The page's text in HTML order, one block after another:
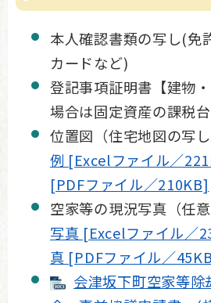
本人確認書類の写し(免
カードなど)
登記事項証明書【建物
場合は固定資産の課税
位置図（住宅地図の写
例 [Excelファイル／
[PDFファイル／210KB]
空家等の現況写真（任
写真 [Excelファイル
真 [PDFファイル／
会津坂下町空家等除